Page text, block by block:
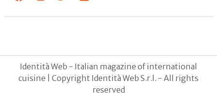
Identità Web - Italian magazine of international
cuisine | Copyright Identità Web S.r.l. - All rights
reserved